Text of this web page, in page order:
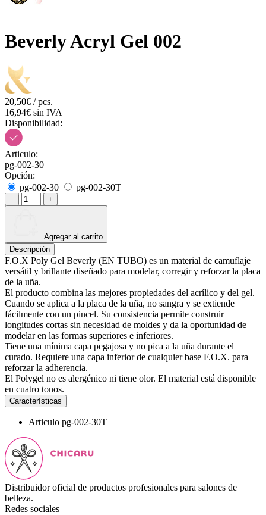
Beverly Acryl Gel 002
20,50€ / pcs.
16,94€ sin IVA
Disponibilidad:
Articulo:
pg-002-30
Opción:
pg-002-30
pg-002-30T
− +
Agregar al carrito
Descripción
F.O.X Poly Gel Beverly (EN TUBO) es un material de camuflaje
versátil y brillante diseñado para modelar, corregir y reforzar la placa
de la uña.
El producto combina las mejores propiedades del acrílico y del gel.
Cuando se aplica a la placa de la uña, no sangra y se extiende
fácilmente con un pincel. Su consistencia permite construir
longitudes cortas sin necesidad de moldes y da la oportunidad de
modelar en las formas superiores e inferiores.
Tiene una mínima capa pegajosa y no pica a la uña durante el
curado. Requiere una capa inferior de cualquier base F.O.X. para
reforzar la adherencia.
El Polygel no es alergénico ni tiene olor. El material está disponible
en cuatro tonos.
Características
Articulo pg-002-30T
Distribuidor oficial de productos profesionales para salones de
belleza.
Redes sociales